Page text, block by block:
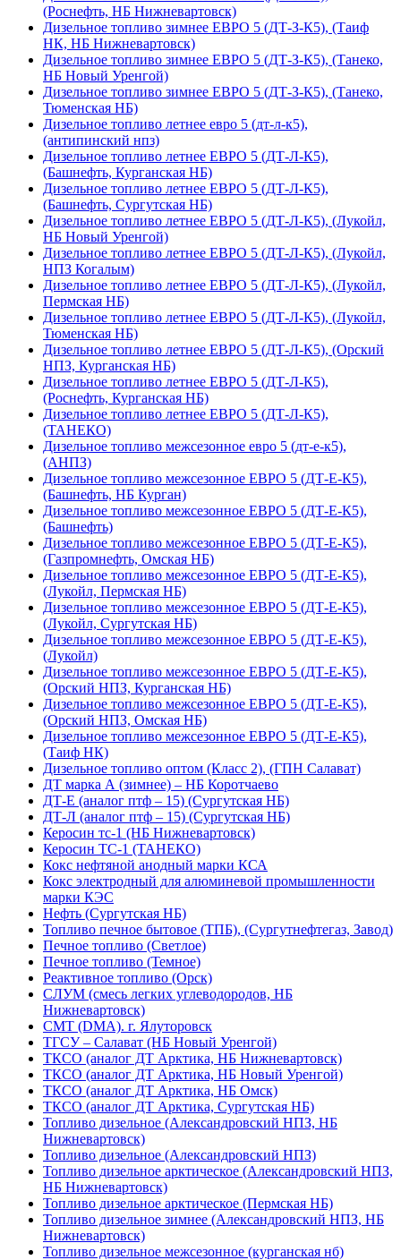
(Роснефть, НБ Нижневартовск)
Дизельное топливо зимнее ЕВРО 5 (ДТ-З-К5), (Таиф
НК, НБ Нижневартовск)
Дизельное топливо зимнее ЕВРО 5 (ДТ-З-К5), (Танеко,
НБ Новый Уренгой)
Дизельное топливо зимнее ЕВРО 5 (ДТ-З-К5), (Танеко,
Тюменская НБ)
Дизельное топливо летнее евро 5 (дт-л-к5),
(антипинский нпз)
Дизельное топливо летнее ЕВРО 5 (ДТ-Л-К5),
(Башнефть, Курганская НБ)
Дизельное топливо летнее ЕВРО 5 (ДТ-Л-К5),
(Башнефть, Сургутская НБ)
Дизельное топливо летнее ЕВРО 5 (ДТ-Л-К5), (Лукойл,
НБ Новый Уренгой)
Дизельное топливо летнее ЕВРО 5 (ДТ-Л-К5), (Лукойл,
НПЗ Когалым)
Дизельное топливо летнее ЕВРО 5 (ДТ-Л-К5), (Лукойл,
Пермская НБ)
Дизельное топливо летнее ЕВРО 5 (ДТ-Л-К5), (Лукойл,
Тюменская НБ)
Дизельное топливо летнее ЕВРО 5 (ДТ-Л-К5), (Орский
НПЗ, Курганская НБ)
Дизельное топливо летнее ЕВРО 5 (ДТ-Л-К5),
(Роснефть, Курганская НБ)
Дизельное топливо летнее ЕВРО 5 (ДТ-Л-К5),
(ТАНЕКО)
Дизельное топливо межсезонное евро 5 (дт-е-к5),
(АНПЗ)
Дизельное топливо межсезонное ЕВРО 5 (ДТ-Е-К5),
(Башнефть, НБ Курган)
Дизельное топливо межсезонное ЕВРО 5 (ДТ-Е-К5),
(Башнефть)
Дизельное топливо межсезонное ЕВРО 5 (ДТ-Е-К5),
(Газпромнефть, Омская НБ)
Дизельное топливо межсезонное ЕВРО 5 (ДТ-Е-К5),
(Лукойл, Пермская НБ)
Дизельное топливо межсезонное ЕВРО 5 (ДТ-Е-К5),
(Лукойл, Сургутская НБ)
Дизельное топливо межсезонное ЕВРО 5 (ДТ-Е-К5),
(Лукойл)
Дизельное топливо межсезонное ЕВРО 5 (ДТ-Е-К5),
(Орский НПЗ, Курганская НБ)
Дизельное топливо межсезонное ЕВРО 5 (ДТ-Е-К5),
(Орский НПЗ, Омская НБ)
Дизельное топливо межсезонное ЕВРО 5 (ДТ-Е-К5),
(Таиф НК)
Дизельное топливо оптом (Класс 2), (ГПН Салават)
ДТ марка А (зимнее) – НБ Коротчаево
ДТ-Е (аналог птф – 15) (Сургутская НБ)
ДТ-Л (аналог птф – 15) (Сургутская НБ)
Керосин тс-1 (НБ Нижневартовск)
Керосин ТС-1 (ТАНЕКО)
Кокс нефтяной анодный марки КСА
Кокс электродный для алюминевой промышленности
марки КЭС
Нефть (Сургутская НБ)
Топливо печное бытовое (ТПБ), (Сургутнефтегаз, Завод)
Печное топливо (Светлое)
Печное топливо (Темное)
Реактивное топливо (Орск)
СЛУМ (смесь легких углеводородов, НБ
Нижневартовск)
СМТ (DMA). г. Ялуторовск
ТГСУ – Салават (НБ Новый Уренгой)
ТКСО (аналог ДТ Арктика, НБ Нижневартовск)
ТКСО (аналог ДТ Арктика, НБ Новый Уренгой)
ТКСО (аналог ДТ Арктика, НБ Омск)
ТКСО (аналог ДТ Арктика, Сургутская НБ)
Топливо дизельное (Александровский НПЗ, НБ
Нижневартовск)
Топливо дизельное (Александровский НПЗ)
Топливо дизельное арктическое (Александровский НПЗ,
НБ Нижневартовск)
Топливо дизельное арктическое (Пермская НБ)
Топливо дизельное зимнее (Александровский НПЗ, НБ
Нижневартовск)
Топливо дизельное межсезонное (курганская нб)